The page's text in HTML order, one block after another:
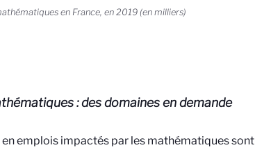
en France, en 2019 (en milliers)
: des domaines en demande
emplois impactés par les mathématiques sont